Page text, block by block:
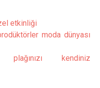
etkinliği
moda dünyası
kendiniz